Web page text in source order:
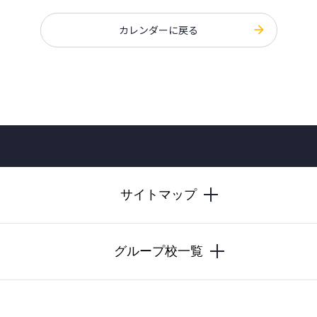
カレンダーに戻る
サイトマップ
グループ校一覧